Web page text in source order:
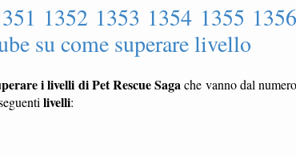
1352 1353 1354 1355 1356
su come superare livello
i livelli di Pet Rescue Saga che vanno dal
livelli: